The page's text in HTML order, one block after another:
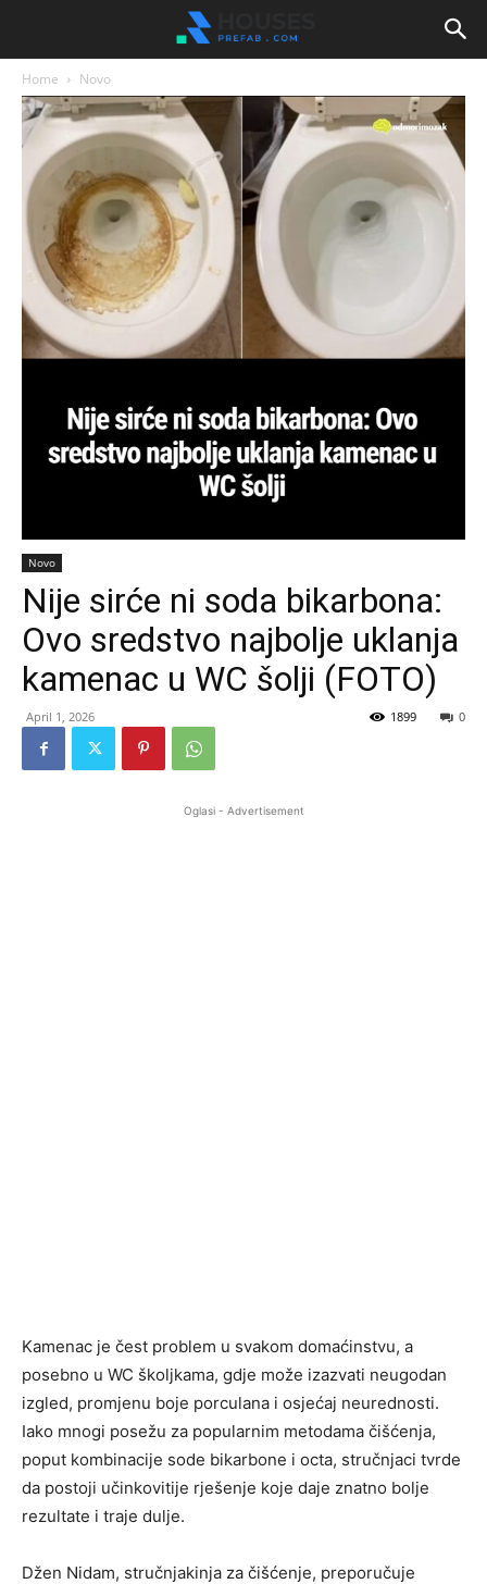
Home Novo
Novo
Nije sirće ni soda bikarbona:
Ovo sredstvo najbolje uklanja
kamenac u WC šolji (FOTO)
April 1, 2026 0
1899
Oglasi - Advertisement
Kamenac je čest problem u svakom domaćinstvu, a
posebno u WC školjkama, gdje može izazvati neugodan
izgled, promjenu boje porculana i osjećaj neurednosti.
Iako mnogi posežu za popularnim metodama čišćenja,
poput kombinacije sode bikarbone i octa, stručnjaci tvrde
da postoji učinkovitije rješenje koje daje znatno bolje
rezultate i traje dulje.
Džen Nidam, stručnjakinja za čišćenje, preporučuje